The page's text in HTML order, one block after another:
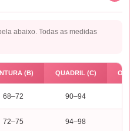
abaixo. Todas as medidas
(B) QUADRIL (C)
68–72 90–94
72–75 94–98